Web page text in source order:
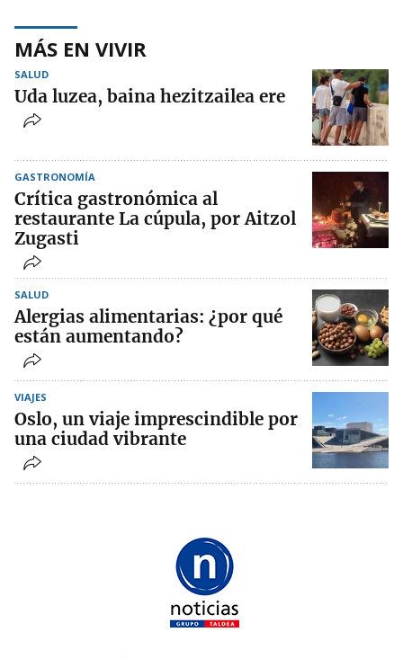
MÁS EN VIVIR
SALUD
Uda luzea, baina hezitzailea ere
GASTRONOMÍA
Crítica gastronómica al
restaurante La cúpula, por Aitzol
Zugasti
SALUD
Alergias alimentarias: ¿por qué
están aumentando?
VIAJES
Oslo, un viaje imprescindible por
una ciudad vibrante